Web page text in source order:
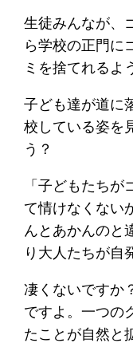
生徒みんなが、
ら学校の正門に
ミを捨てれるよ
子ども達が道に
校している姿を
う？
「子どもたち
て情けなくない
んとあかんのと
り大人たちが自
凄くないですか
ですよ。一つの
たことが自然と